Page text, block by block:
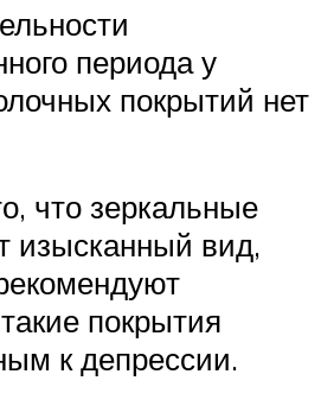
периода у
покрытий нет
что зеркальные
изысканный вид,
покрытия
к депрессии.